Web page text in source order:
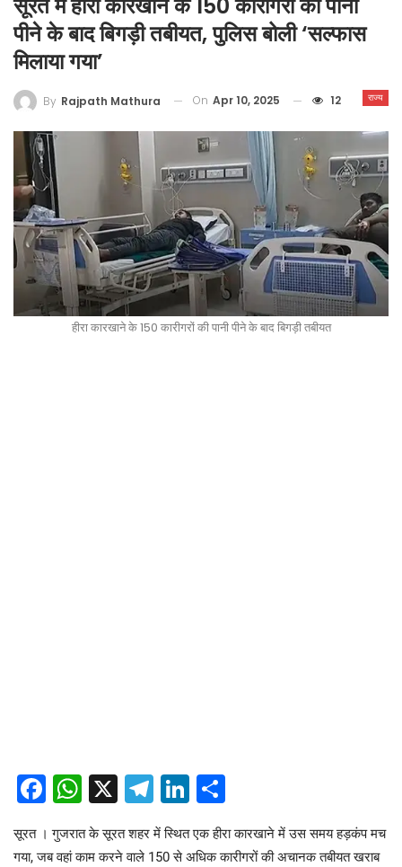
पीने के बाद बिगड़ी तबीयत, पुलिस बोली ‘सल्फास
मिलाया गया’
राज्य
By Rajpath Mathura On Apr 10, 2025 12
हीरा कारखाने के 150 कारीगरों की पानी पीने के बाद बिगड़ी तबीयत
Facebook
WhatsApp
X Telegram
LinkedIn
सूरत । गुजरात के सूरत शहर में स्थित एक हीरा कारखाने में उस समय हड़कंप मच
गया, जब वहां काम करने वाले 150 से अधिक कारीगरों की अचानक तबीयत खराब